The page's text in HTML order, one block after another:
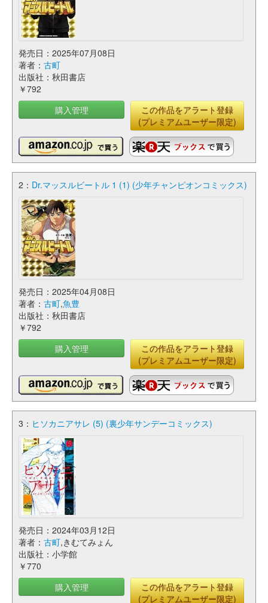
発売日：2025年07月08日
著者： 古町
出版社：秋田書店
￥792
購入管理
この作品をアラート登録
(プレミアムユーザー限定)
2： Dr.マッスルビートル 1 (1) (少年チャンピオンコミックス)
発売日：2025年04月08日
著者： 古町,魚豊
出版社：秋田書店
￥792
購入管理
この作品をアラート登録
(プレミアムユーザー限定)
3： ヒソカニアサレ (5) (裏少年サンデーコミックス)
発売日：2024年03月12日
著者： 古町,きむてみょん
出版社：小学館
￥770
購入管理
この作品をアラート登録
(プレミアムユーザー限定)